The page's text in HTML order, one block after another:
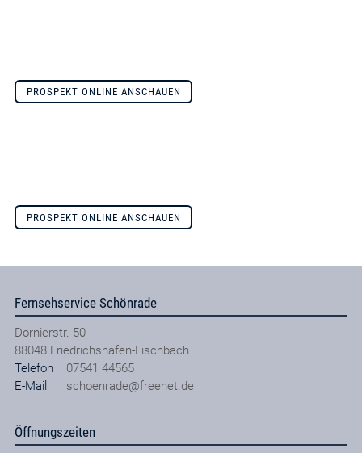
PROSPEKT ONLINE ANSCHAUEN
PROSPEKT ONLINE ANSCHAUEN
Fernsehservice Schönrade
Dornierstr. 50
88048 Friedrichshafen-Fischbach
Telefon
07541 44565
E-Mail
schoenrade@freenet.de
Öffnungszeiten